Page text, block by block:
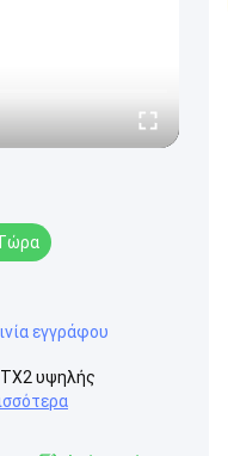
εγγράφου
TX2 υψηλής